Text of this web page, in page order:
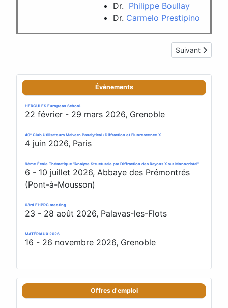
Dr. Philippe Boullay
Dr. Carmelo Prestipino
Article suivant
Suivant
Évènements
HERCULES European School.
22 février - 29 mars 2026, Grenoble
40ᵉ Club Utilisateurs Malvern Panalytical : Diffraction et Fluorescence X
4 juin 2026, Paris
9ème École Thématique "Analyse Structurale par Diffraction des Rayons X sur Monocristal"
6 - 10 juillet 2026, Abbaye des Prémontrés
(Pont-à-Mousson)
63rd EHPRG meeting
23 - 28 août 2026, Palavas-les-Flots
MATÉRIAUX 2026
16 - 26 novembre 2026, Grenoble
Offres d'emploi